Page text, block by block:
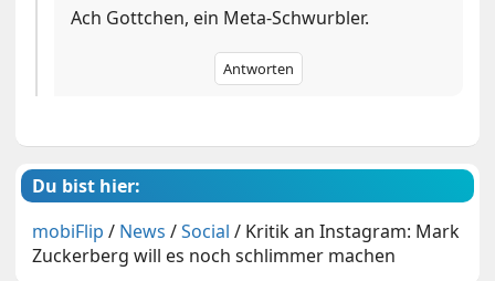
Ach Gottchen, ein Meta-Schwurbler.
Antworten
Du bist hier:
mobiFlip / News /Social / Kritik an Instagram: Mark
Zuckerberg will es noch schlimmer machen